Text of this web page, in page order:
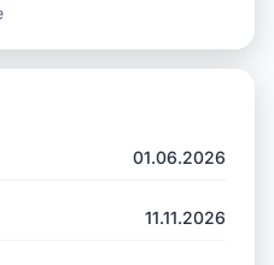
01.06.2026
11.11.2026